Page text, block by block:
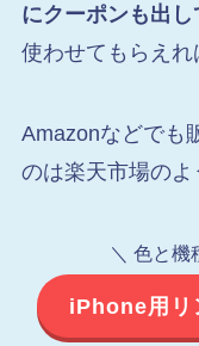
にクーポンも出し
使わせてもらえれ
Amazonなどでも
のは楽天市場のよ
＼ 色と機
iPhone用リ